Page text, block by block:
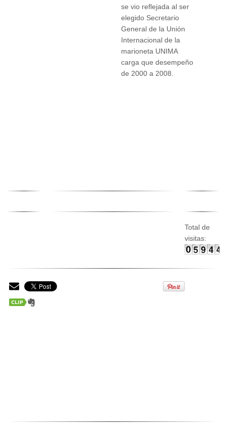
se vio reflejada al ser
elegido Secretario
General de la Unión
Internacional de la
marioneta UNIMA
carga que desempeño
de 2000 a 2008.
Total de
visitas: